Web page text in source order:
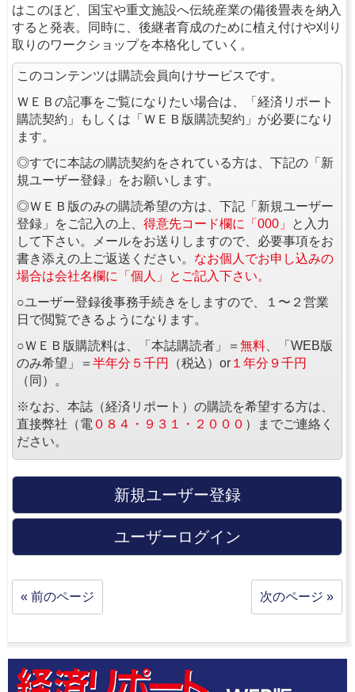
はこのほど、国宝や重文施設へ伝統産業の備後畳表を納入
すると発表。同時に、後継者育成のために植え付けや刈り
取りのワークショップを本格化していく。
このコンテンツは購読会員向けサービスです。
ＷＥＢの記事をご覧になりたい場合は、「経済リポート
購読契約」もしくは「ＷＥＢ版購読契約」が必要になり
ます。
◎すでに本誌の購読契約をされている方は、下記の「新
規ユーザー登録」をお願いします。
◎ＷＥＢ版のみの購読希望の方は、下記「新規ユーザー
登録」をご記入の上、 得意先コード欄に「000」
と入力
して下さい。メールをお送りしますので、必要事項をお
書き添えの上ご返送ください。 なお個人でお申し込みの
場合は会社名欄に「個人」とご記入下さい。
○ユーザー登録後事務手続きをしますので、１〜２営業
日で閲覧できるようになります。
○ＷＥＢ版購読料は、「本誌購読者」＝ 無料 、「WEB版
のみ希望」＝ 半年分５千円 （税込）or １年分９千円
（同）。
※なお、本誌（経済リポート）の購読を希望する方は、
直接弊社（電 ０８４・９３１・２０００ ）までご連絡く
ださい。
新規ユーザー登録
ユーザーログイン
« 前のページ 次のページ »